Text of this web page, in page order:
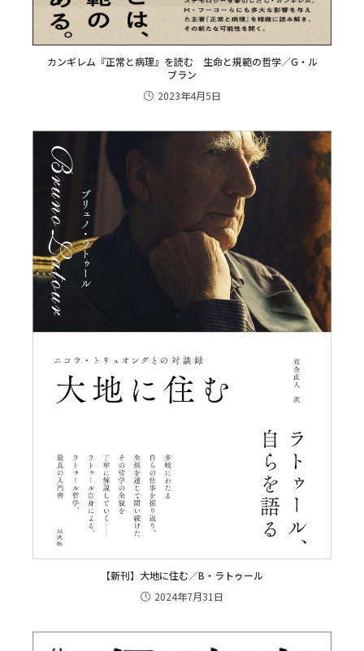
カンギレム『正常と病理』を読む 生命と規範の哲学／G・ル
ブラン
2023年4月5日
【新刊】大地に住む／B・ラトゥール
2024年7月31日